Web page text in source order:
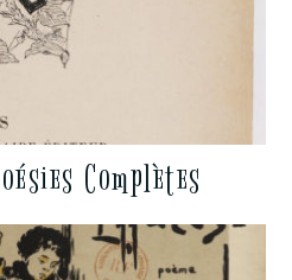
Complètes